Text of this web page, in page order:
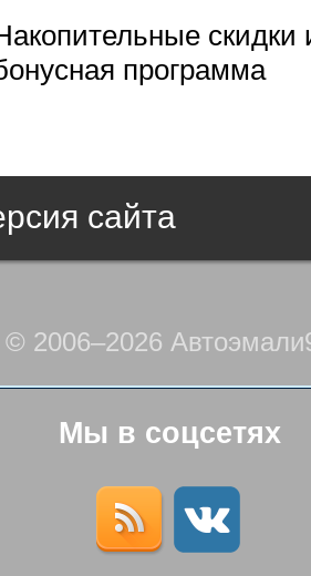
скидки
программа
сайта
© 2006–2026
Мы в соцсетях